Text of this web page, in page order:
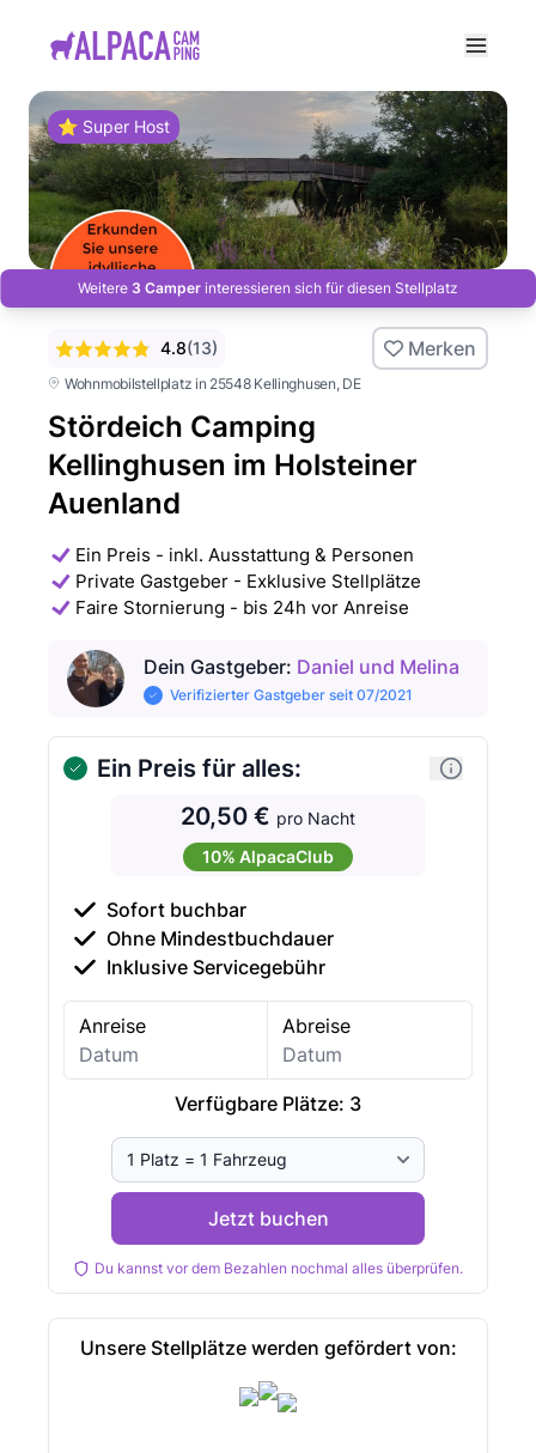
⭐ Super Host
Weitere 3 Camper interessieren sich für diesen Stellplatz
Wohnmobilstellplatz in 25548 Kellinghusen, DE
Stördeich Camping
Kellinghusen im Holsteiner
Auenland
4.8(13) Merken
Ein Preis - inkl. Ausstattung & Personen
Private Gastgeber - Exklusive Stellplätze
Faire Stornierung - bis 24h vor Anreise
Dein Gastgeber: Daniel und Melina
Verifizierter Gastgeber seit 07/2021
Ein Preis für alles:
20,50 € pro Nacht
10% AlpacaClub
Sofort buchbar
Ohne Mindestbuchdauer
Inklusive Servicegebühr
Anreise Abreise
Verfügbare Plätze: 3
Jetzt buchen
Du kannst vor dem Bezahlen nochmal alles überprüfen.
Unsere Stellplätze werden gefördert von: